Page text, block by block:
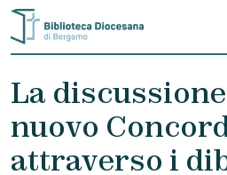
Skip to content
La
nuovo
attraverso i